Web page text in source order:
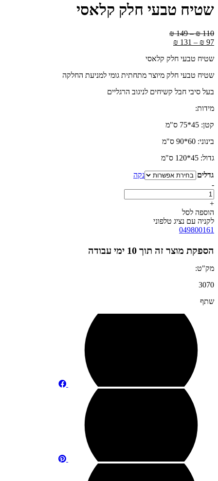
שטיח טבעי חלק קלאסי
₪110
–
₪149 טווח
עד
₪ 97
–
₪ 131
שטיח טבעי חלק קלאסי
שטיח טבעי חלק מיוצר מתחתית גומי למניעת החלקה
בעל סיבי חבל קשיחים לניגוב הרגליים
מידות:
קטן: 45*75 ס"מ
בינוני: 60*90 ס"מ
גדול: 45*120 ס"מ
גדלים
נקה
-
כמות
של
שטיח
טבעי
חלק
+
הוספה לסל
לקניה עם נציג טלפוני
049800161
הספקת מוצר זה תוך 10 ימי עבודה
מק"ט:
3070
שתף